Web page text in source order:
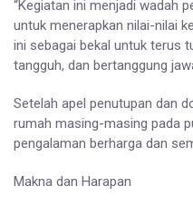
“Kegiatan ini menjadi wadah
untuk menerapkan nilai-nilai
ini sebagai bekal untuk terus
tangguh, dan bertanggung
Setelah apel penutupan dan
rumah masing-masing pada
pengalaman berharga dan
Makna dan Harapan